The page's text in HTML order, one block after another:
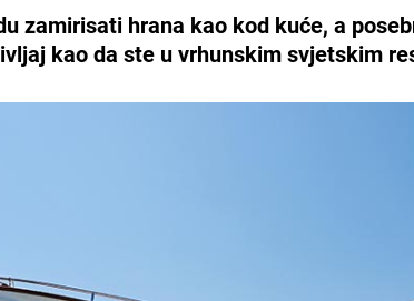
zamirisati hrana kao kod kuće, a
kao da ste u vrhunskim svjetskim